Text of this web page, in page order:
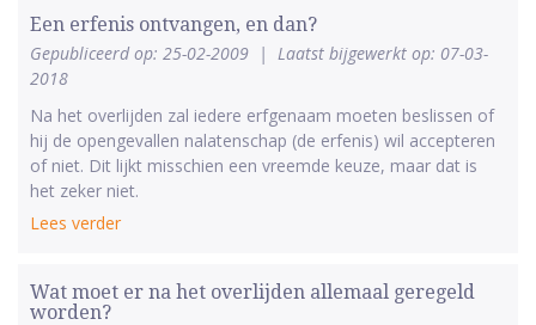
Een erfenis ontvangen, en dan?
Gepubliceerd op: 25-02-2009 | Laatst bijgewerkt op: 07-03-
2018
Na het overlijden zal iedere erfgenaam moeten beslissen of
hij de opengevallen nalatenschap (de erfenis) wil accepteren
of niet. Dit lijkt misschien een vreemde keuze, maar dat is
het zeker niet.
Lees verder
Wat moet er na het overlijden allemaal geregeld
worden?